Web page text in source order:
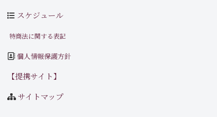
スケジュール
特商法に関する表記
個人情報保護方針
【提携サイト】
サイトマップ